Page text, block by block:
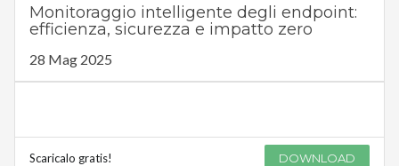
Monitoraggio intelligente degli endpoint:
efficienza, sicurezza e impatto zero
28 Mag 2025
Scaricalo gratis! DOWNLOAD